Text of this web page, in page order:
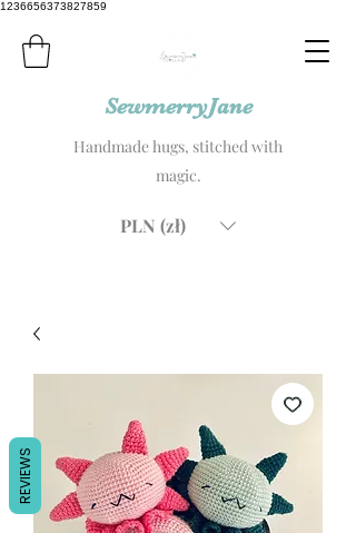
1236656373827859
SewmerryJane
Handmade hugs, stitched with
magic.
PLN (zł)
REVIEWS